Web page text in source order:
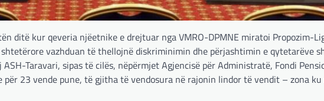
ditë kur qeveria njëetnike e drejtuar nga VMRO-DPMNE miratoi Propozim-
vazhduan të thellojnë diskriminimin dhe përjashtimin e qytetarëve
Taravari, sipas të cilës, nëpërmjet Agjencisë për Administratë, Fondi
për 23 vende pune, të gjitha të vendosura në rajonin lindor të vendit – zona